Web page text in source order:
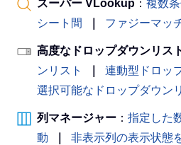
スーパー VLookup ： 複数
シート間
ファジーマッ
高度なドロップダウンリス
ンリスト
連動型ドロッ
選択可能なドロップダウン
列マネージャー ： 指定した
動
非表示列の表示状態